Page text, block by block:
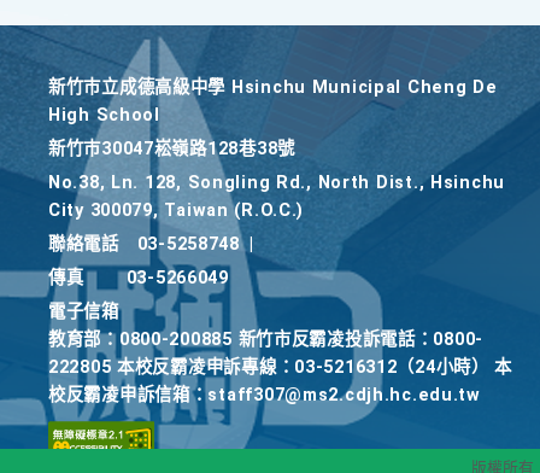
新竹巿立成德高級中學 Hsinchu Municipal Cheng De
High School
新竹巿30047崧嶺路128巷38號
No.38, Ln. 128, Songling Rd., North Dist., Hsinchu
City 300079, Taiwan (R.O.C.)
聯絡電話
03-5258748
傳真
03-5266049
電子信箱
教育部：0800-200885 新竹市反霸凌投訴電話：0800-
222805 本校反霸凌申訴專線：03-5216312（24小時） 本
校反霸凌申訴信箱：staff307@ms2.cdjh.hc.edu.tw
版權所有